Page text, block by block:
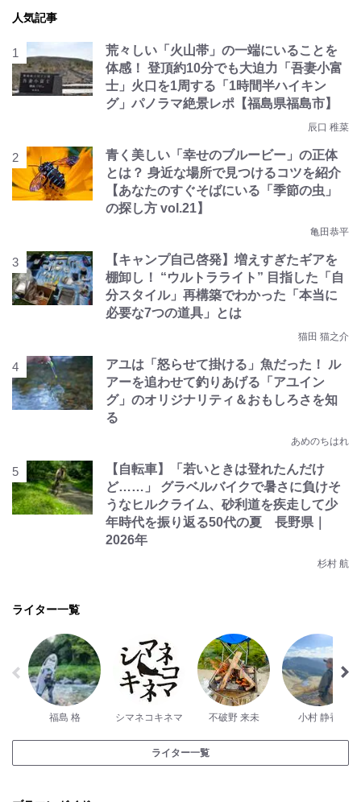
人気記事
荒々しい「火山帯」の一端にいることを
体感！ 登頂約10分でも大迫力「吾妻小富
士」火口を1周する「1時間半ハイキン
グ」パノラマ絶景レポ【福島県福島市】
辰口 稚菜
青く美しい「幸せのブルービー」の正体
とは？ 身近な場所で見つけるコツを紹介
【あなたのすぐそばにいる「季節の虫」
の探し方 vol.21】
亀田恭平
【キャンプ自己啓発】増えすぎたギアを
棚卸し！ “ウルトラライト” 目指した「自
分スタイル」再構築でわかった「本当に
必要な7つの道具」とは
猫田 猫之介
アユは「怒らせて掛ける」魚だった！ ル
アーを追わせて釣りあげる「アユイン
グ」のオリジナリティ＆おもしろさを知
る
あめのちはれ
【自転車】「若いときは登れたんだけ
ど……」 グラベルバイクで暑さに負けそ
うなヒルクライム、砂利道を疾走して少
年時代を振り返る50代の夏 長野県｜
2026年
杉村 航
ライター一覧
福島 格 シマネコキネマ 不破野 来未 小村 静香
ライター一覧